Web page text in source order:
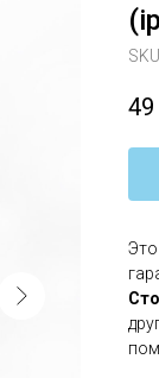
49